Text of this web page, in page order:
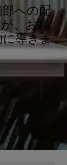
への配
、お客
導きま